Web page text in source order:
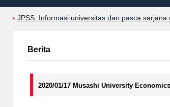
JPSS, Informasi universitas dan pasca sarjana
Berita
2020/01/17 Musashi University Economics